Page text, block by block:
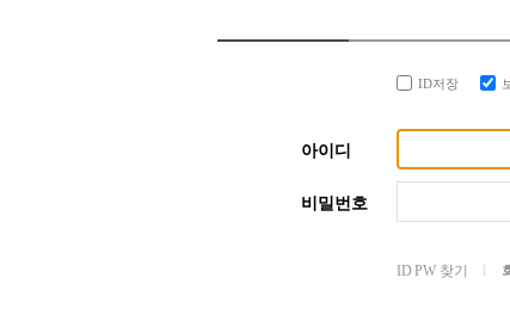
ID저장
아이디
비밀번호
ID PW 찾기